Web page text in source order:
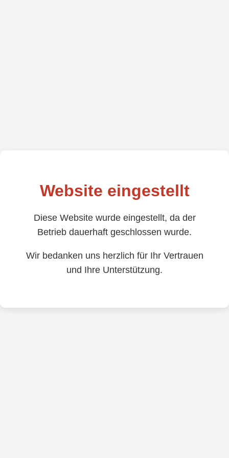
Website eingestellt
Diese Website wurde eingestellt, da der
Betrieb dauerhaft geschlossen wurde.
Wir bedanken uns herzlich für Ihr Vertrauen
und Ihre Unterstützung.